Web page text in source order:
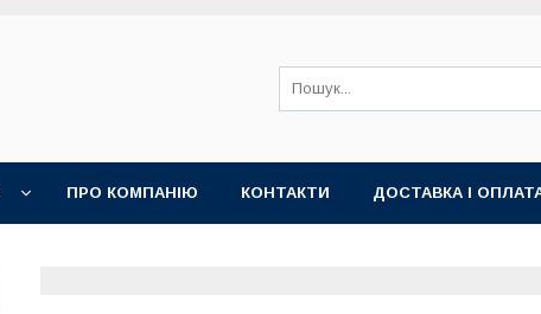
ПРО КОМПАНІЮ КОНТАКТИ ДОСТАВКА І